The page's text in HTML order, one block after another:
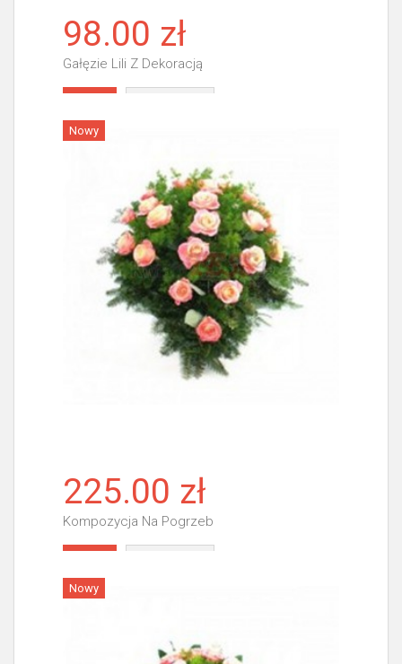
98.00 zł
Gałęzie Lili Z Dekoracją
Nowy
225.00 zł
Kompozycja Na Pogrzeb
Nowy